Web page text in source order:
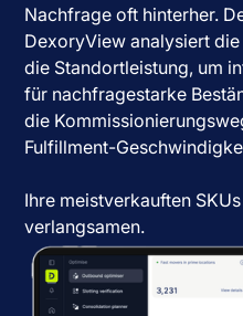
Nachfrage oft hinterher.
DexoryView analysiert
die Standortleistung, um
für nachfragestarke
die
Fulfillment-
Ihre meistverkauften
verlangsamen.